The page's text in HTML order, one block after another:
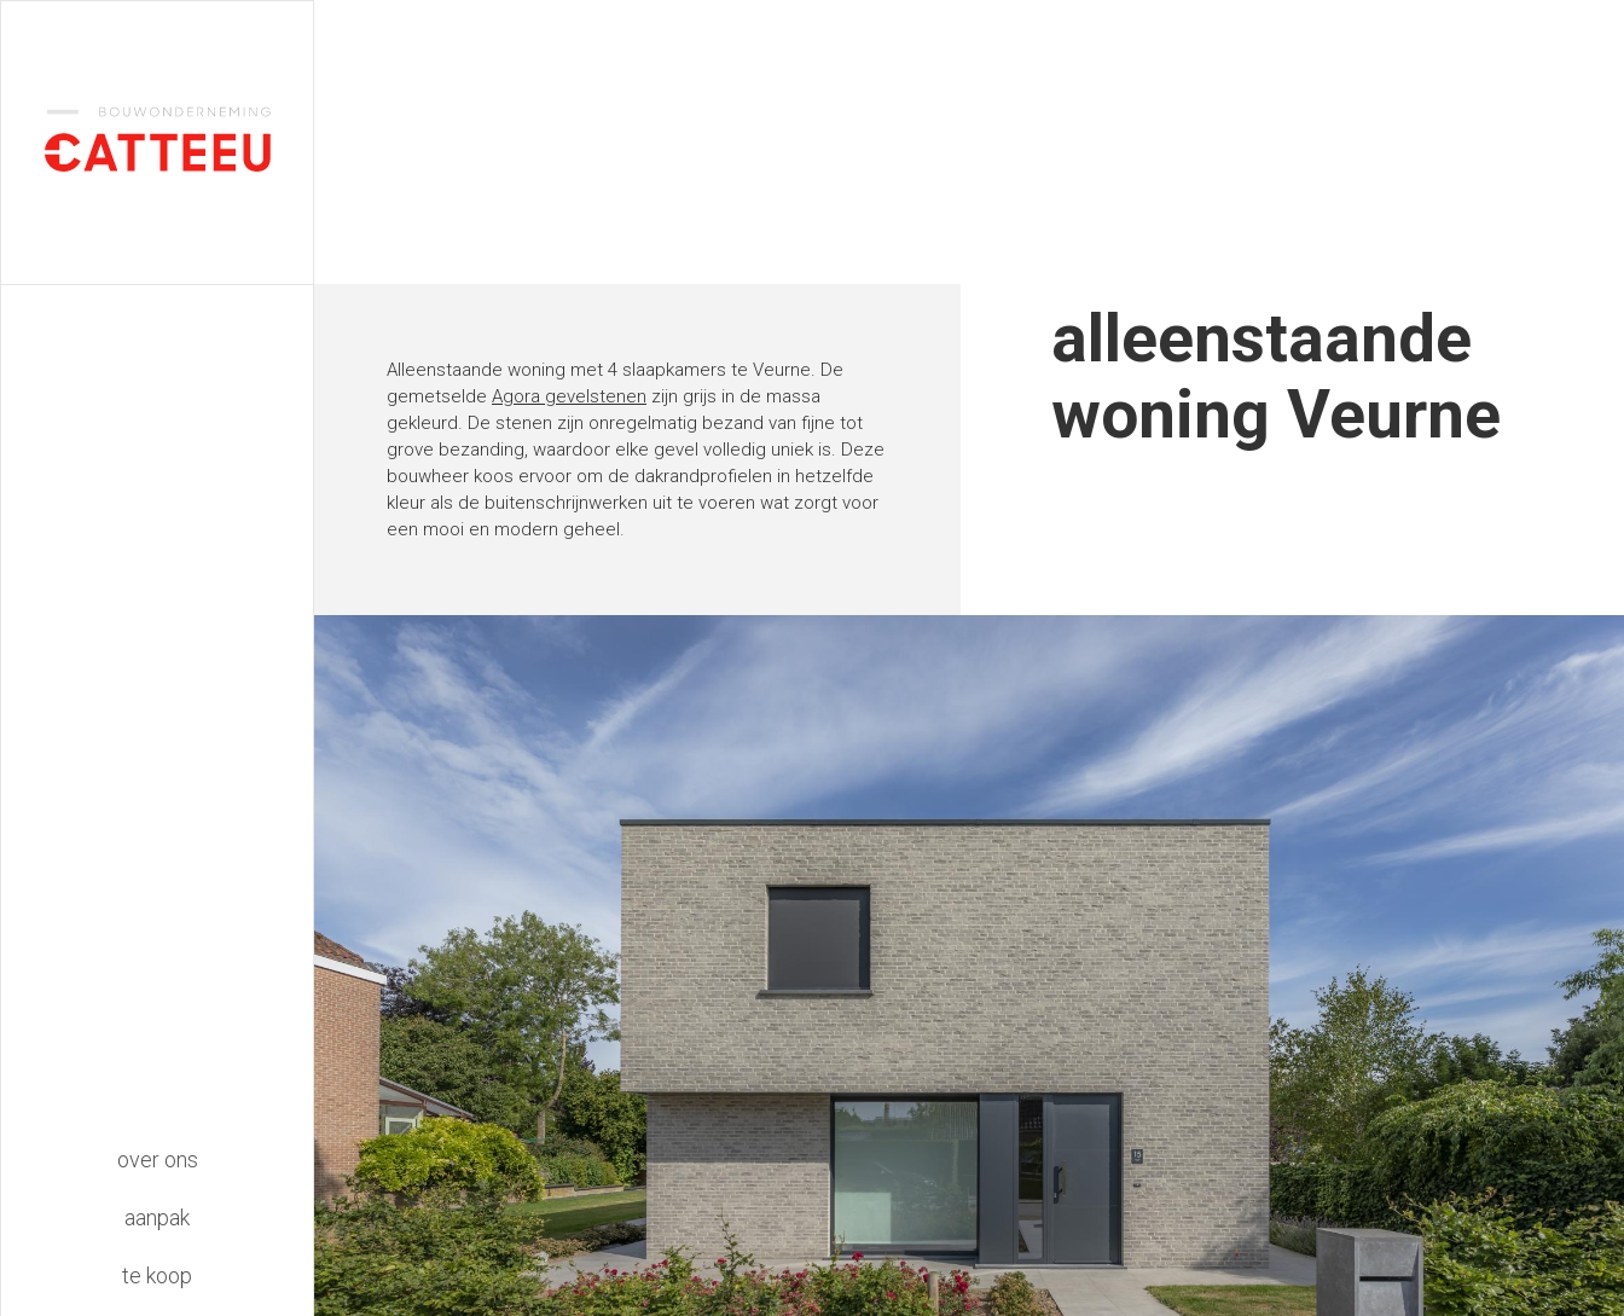
main
navigation
over ons
aanpak
te koop
alleenstaande
woning Veurne
Alleenstaande woning met 4 slaapkamers te Veurne. De
gemetselde Agora gevelstenen zijn grijs in de massa
gekleurd. De stenen zijn onregelmatig bezand van fijne tot
grove bezanding, waardoor elke gevel volledig uniek is. Deze
bouwheer koos ervoor om de dakrandprofielen in hetzelfde
kleur als de buitenschrijnwerken uit te voeren wat zorgt voor
een mooi en modern geheel.